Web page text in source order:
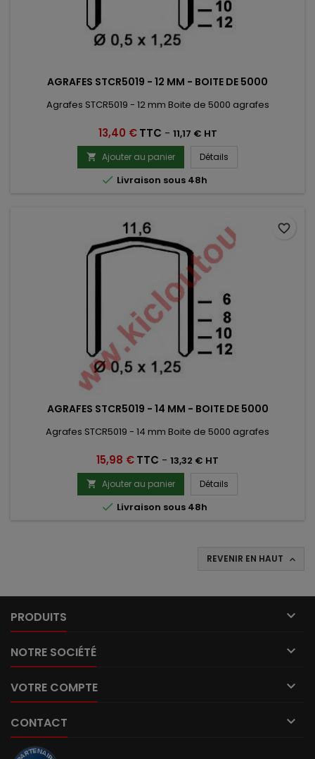
AGRAFES STCR5019 - 12 MM - BOITE DE 5000
Agrafes STCR5019 - 12 mm Boite de 5000 agrafes
Prix
13,40 € TTC - 11,17 € HT
 Ajouter au panier Détails
 Livraison sous 48h
AGRAFES STCR5019 - 14 MM - BOITE DE 5000
Agrafes STCR5019 - 14 mm Boite de 5000 agrafes
Prix
15,98 €TTC - 13,32 € HT
 Ajouter au panier Détails
 Livraison sous 48h
favorite_border
REVENIR EN HAUT 
PRODUITS 
NOTRE SOCIÉTÉ 
VOTRE COMPTE 
CONTACT 